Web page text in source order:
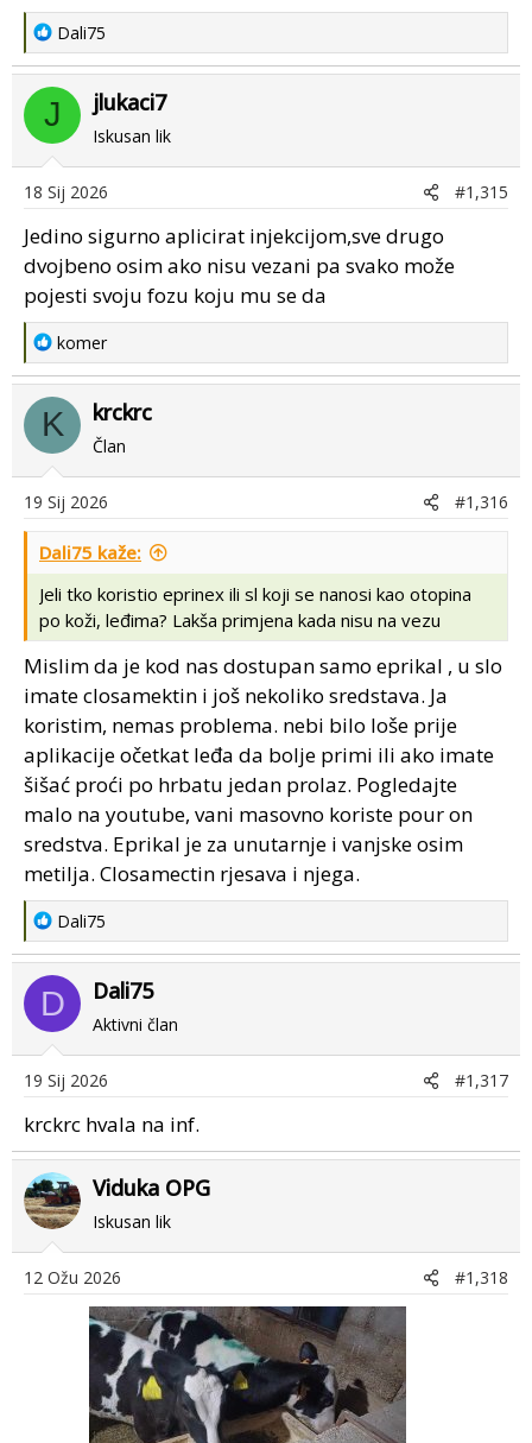
R
e
a
c
t
n
s
Dali75
J jlukaci7
Iskusan lik
18 Sij 2026 #1,315
Jedino sigurno aplicirat injekcijom,sve drugo
dvojbeno osim ako nisu vezani pa svako može
pojesti svoju fozu koju mu se da
R
e
a
c
t
n
s
:
komer
K krckrc
Član
19 Sij 2026 #1,316
Dali75 kaže:
Jeli tko koristio eprinex ili sl koji se nanosi kao otopina
po koži, leđima? Lakša primjena kada nisu na vezu
Mislim da je kod nas dostupan samo eprikal , u slo
imate closamektin i još nekoliko sredstava. Ja
koristim, nemas problema. nebi bilo loše prije
aplikacije očetkat leđa da bolje primi ili ako imate
šišać proći po hrbatu jedan prolaz. Pogledajte
malo na youtube, vani masovno koriste pour on
sredstva. Eprikal je za unutarnje i vanjske osim
metilja. Closamectin rjesava i njega.
R
e
a
c
t
i
o
n
s
Dali75
D Dali75
Aktivni član
19 Sij 2026 #1,317
krckrc hvala na inf.
Viduka OPG
Iskusan lik
12 Ožu 2026 #1,318